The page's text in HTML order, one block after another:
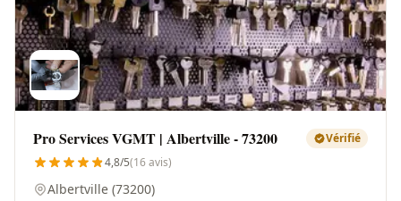
Pro Services VGMT | Albertville - 73200
Vérifié
4,8/5(16 avis)
Albertville (73200)